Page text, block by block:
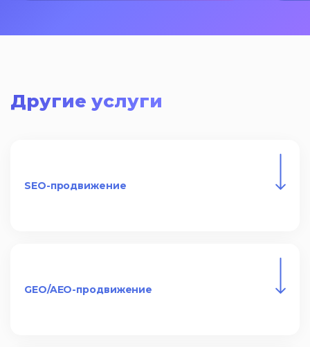
ваших пожеланий, чтобы вы
удовлетворены дизайном
учетом адаптивности, чтобы
уделяем особое внимание
действия.
Другие услуги
SEO-продвижение
GEO/AEO-продвижение